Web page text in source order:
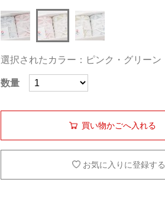
選択されたカラー：ピンク・グリーン
数量
買い物かごへ入れる
お気に入りに登録する